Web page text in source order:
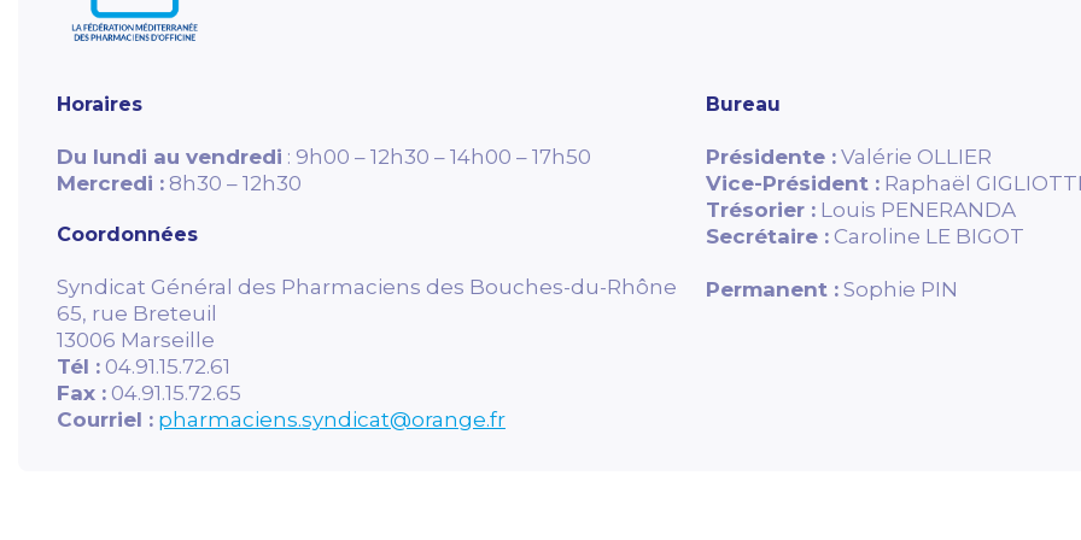
Horaires
Du lundi au vendredi : 9h00 – 12h30 – 14h00 – 17h50
Mercredi : 8h30 – 12h30
Coordonnées
Syndicat Général des Pharmaciens des Bouches-du-Rhône
65, rue Breteuil
13006 Marseille
Tél : 04.91.15.72.61
Fax : 04.91.15.72.65
Courriel : pharmaciens.syndicat@orange.fr
Bureau
Présidente : Valérie OLLIER
Vice-Président : Raphaël
Trésorier : Louis PENERANDA
Secrétaire : Caroline LE BIGOT
Permanent : Sophie PIN